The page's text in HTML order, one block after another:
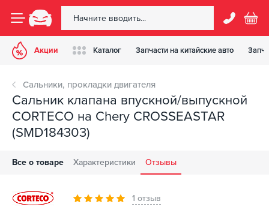
Акции Каталог Запчасти на китайские авто
Сальники, прокладки двигателя
Сальник клапана впускной/выпускной
CORTECO на Chery CROSSEASTAR
(SMD184303)
Все о товаре Характеристики Отзывы
1 отзыв